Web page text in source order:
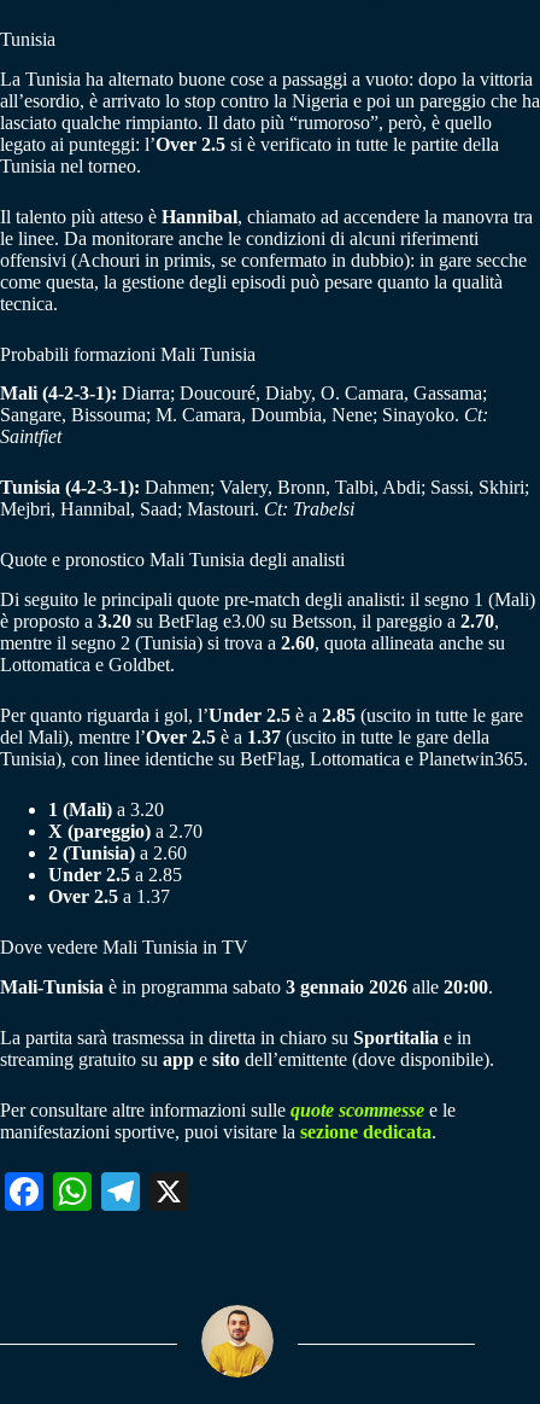
Tunisia
La Tunisia ha alternato buone cose a passaggi a vuoto: dopo la vittoria
all’esordio, è arrivato lo stop contro la Nigeria e poi un pareggio che ha
lasciato qualche rimpianto. Il dato più “rumoroso”, però, è quello
legato ai punteggi: l’Over 2.5 si è verificato in tutte le partite della
Tunisia nel torneo.
Il talento più atteso è Hannibal, chiamato ad accendere la manovra tra
le linee. Da monitorare anche le condizioni di alcuni riferimenti
offensivi (Achouri in primis, se confermato in dubbio): in gare secche
come questa, la gestione degli episodi può pesare quanto la qualità
tecnica.
Probabili formazioni Mali Tunisia
Mali (4-2-3-1): Diarra; Doucouré, Diaby, O. Camara, Gassama;
Sangare, Bissouma; M. Camara, Doumbia, Nene; Sinayoko. Ct:
Saintfiet
Tunisia (4-2-3-1): Dahmen; Valery, Bronn, Talbi, Abdi; Sassi, Skhiri;
Mejbri, Hannibal, Saad; Mastouri. Ct: Trabelsi
Quote e pronostico Mali Tunisia degli analisti
Di seguito le principali quote pre-match degli analisti: il segno 1 (Mali)
è proposto a 3.20 su BetFlag e3.00 su Betsson, il pareggio a 2.70,
mentre il segno 2 (Tunisia) si trova a 2.60, quota allineata anche su
Lottomatica e Goldbet.
Per quanto riguarda i gol, l’Under 2.5 è a 2.85 (uscito in tutte le gare
del Mali), mentre l’Over 2.5 è a 1.37 (uscito in tutte le gare della
Tunisia), con linee identiche su BetFlag, Lottomatica e Planetwin365.
1 (Mali) a 3.20
X (pareggio) a 2.70
2 (Tunisia) a 2.60
Under 2.5 a 2.85
Over 2.5 a 1.37
Dove vedere Mali Tunisia in TV
Mali-Tunisia è in programma sabato 3 gennaio 2026 alle 20:00.
La partita sarà trasmessa in diretta in chiaro su Sportitalia e in
streaming gratuito su app e sito dell’emittente (dove disponibile).
Per consultare altre informazioni sulle quote scommesse e le
manifestazioni sportive, puoi visitare la sezione dedicata.
Fa W
pp
Te
m